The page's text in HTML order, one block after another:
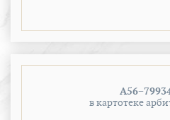
в картотеке